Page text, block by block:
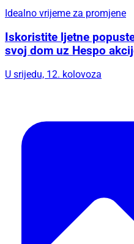
Idealno vrijeme za promjene
Iskoristite ljetne
svoj dom uz Hespo
U srijedu, 12. kolovoza